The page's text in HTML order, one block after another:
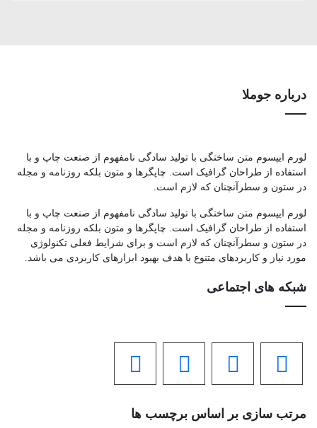
درباره جوملا
لورم ایپسوم متن ساختگی با تولید سادگی نامفهوم از صنعت چاپ و با
استفاده از طراحان گرافیک است. چاپگرها و متون بلکه روزنامه و مجله
در ستون و سطرآنچنان که لازم است.
لورم ایپسوم متن ساختگی با تولید سادگی نامفهوم از صنعت چاپ و با
استفاده از طراحان گرافیک است. چاپگرها و متون بلکه روزنامه و مجله
در ستون و سطرآنچنان که لازم است و برای شرایط فعلی تکنولوژی
مورد نیاز و کاربردهای متنوع با هدف بهبود ابزارهای کاربردی می باشد.
شبکه های اجتماعی
مرتب سازی بر اساس برچسب ها